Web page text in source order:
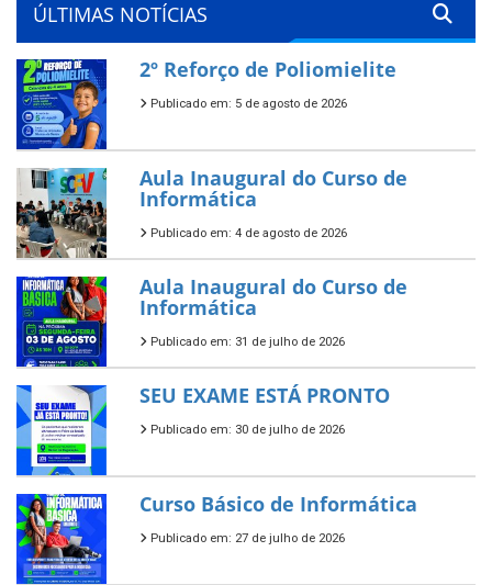
ÚLTIMAS NOTÍCIAS
2º Reforço de Poliomielite
Publicado em: 5 de agosto de 2026
Aula Inaugural do Curso de
Informática
Publicado em: 4 de agosto de 2026
Aula Inaugural do Curso de
Informática
Publicado em: 31 de julho de 2026
SEU EXAME ESTÁ PRONTO
Publicado em: 30 de julho de 2026
Curso Básico de Informática
Publicado em: 27 de julho de 2026